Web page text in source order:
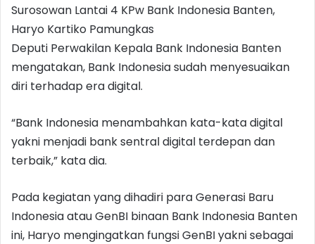
Surosowan Lantai 4 KPw Bank Indonesia Banten,
Haryo Kartiko Pamungkas
Deputi Perwakilan Kepala Bank Indonesia Banten
mengatakan, Bank Indonesia sudah menyesuaikan
diri terhadap era digital.
“Bank Indonesia menambahkan kata-kata digital
yakni menjadi bank sentral digital terdepan dan
terbaik,” kata dia.
Pada kegiatan yang dihadiri para Generasi Baru
Indonesia atau GenBI binaan Bank Indonesia Banten
ini, Haryo mengingatkan fungsi GenBI yakni sebagai